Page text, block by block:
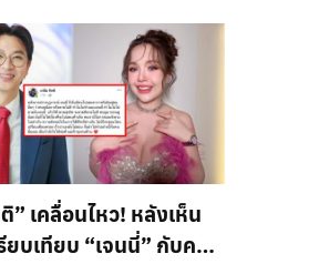
” เคลื่อนไหว! หลังเห็น
ยบเทียบ “เจนนี่” กับคน